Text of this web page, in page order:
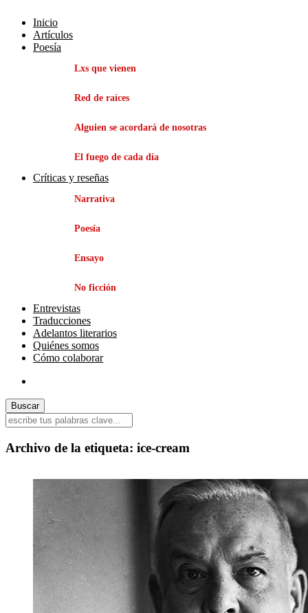
Inicio
Artículos
Poesía
Lxs que vienen
Red de raíces
Alguien se acordará de nosotras
El fuego de cada día
Críticas y reseñas
Narrativa
Poesía
Ensayo
No ficción
Entrevistas
Traducciones
Adelantos literarios
Quiénes somos
Cómo colaborar
Archivo de la etiqueta: ice-cream